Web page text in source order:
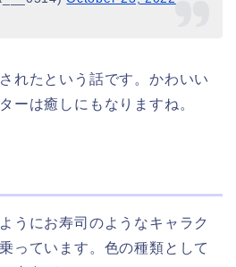
れたという話です。かわいい
ーは癒しにもなりますね。
うにお寿司のようなキャラク
っています。色の種類として